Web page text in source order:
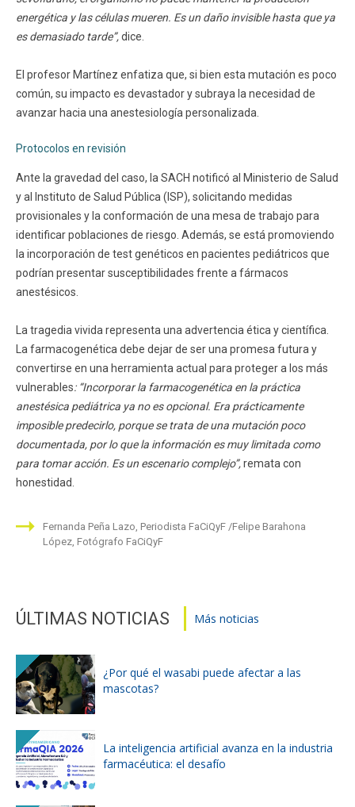
energética y las células mueren. Es un daño invisible hasta que ya
es demasiado tarde”,dice.
El profesor Martínez enfatiza que, si bien esta mutación es poco
común, su impacto es devastador y subraya la necesidad de
avanzar hacia una anestesiología personalizada.
Protocolos en revisión
Ante la gravedad del caso, la SACH notificó al Ministerio de Salud
y al Instituto de Salud Pública (ISP), solicitando medidas
provisionales y la conformación de una mesa de trabajo para
identificar poblaciones de riesgo. Además, se está promoviendo
la incorporación de test genéticos en pacientes pediátricos que
podrían presentar susceptibilidades frente a fármacos
anestésicos.
La tragedia vivida representa una advertencia ética y científica.
La farmacogenética debe dejar de ser una promesa futura y
convertirse en una herramienta actual para proteger a los más
vulnerables: “Incorporar la farmacogenética en la práctica
anestésica pediátrica ya no es opcional. Era prácticamente
imposible predecirlo, porque se trata de una mutación poco
documentada, por lo que la información es muy limitada como
para tomar acción. Es un escenario complejo”,remata con
honestidad.
Fernanda Peña Lazo, Periodista FaCiQyF Felipe Barahona
López, Fotógrafo FaCiQyF
ÚLTIMAS NOTICIAS Más noticias
¿Por qué el wasabi puede afectar a las
mascotas?
La inteligencia artificial avanza en la industria
farmacéutica: el desafío